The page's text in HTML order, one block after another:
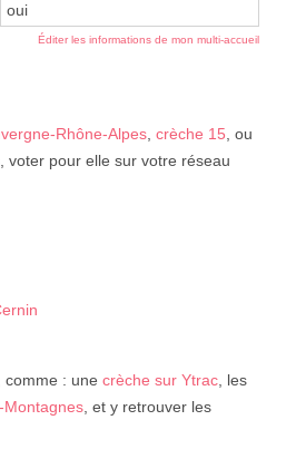
oui
Éditer les informations de mon multi-accueil
Rhône-Alpes crèche 15 , ou
voter pour elle sur votre réseau
, comme : une crèche sur Ytrac , les
Montagnes , et y retrouver les